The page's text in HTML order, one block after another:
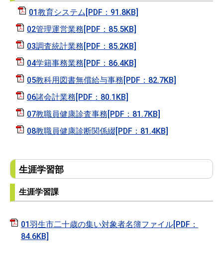
01教育システム[PDF：91.8KB]
02管理運営業務[PDF：85.5KB]
03調査統計業務[PDF：85.2KB]
04学籍事務業務[PDF：86.4KB]
05教科用図書無償給与事務[PDF：82.7KB]
06諸会計業務[PDF：80.1KB]
07教職員健康診査事務[PDF：81.7KB]
08教職員健康診断関係綴[PDF：81.4KB]
生涯学習部
生涯学習課
01羽生市二十歳の集い対象者名簿ファイル[PDF：
84.6KB]